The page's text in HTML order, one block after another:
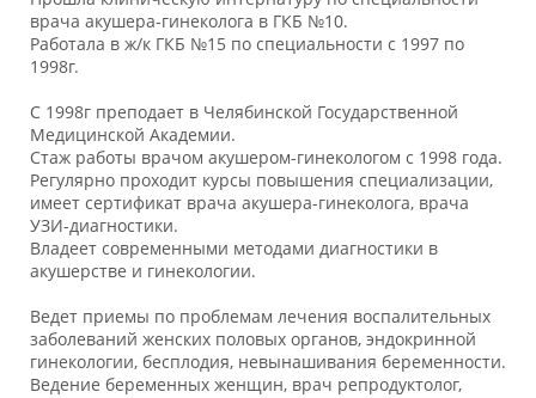
врача акушера-гинеколога в ГКБ №10.
Работала в ж/к ГКБ №15 по специальности с 1997 по
1998г.
С 1998г преподает в Челябинской Государственной
Медицинской Академии.
Стаж работы врачом акушером-гинекологом с 1998 года.
Регулярно проходит курсы повышения специализации,
имеет сертификат врача акушера-гинеколога, врача
УЗИ-диагностики.
Владеет современными методами диагностики в
акушерстве и гинекологии.
Ведет приемы по проблемам лечения воспалительных
заболеваний женских половых органов, эндокринной
гинекологии, бесплодия, невынашивания беременности.
Ведение беременных женщин, врач репродуктолог,